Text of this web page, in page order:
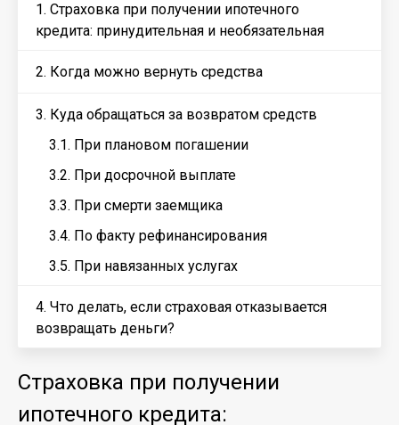
1. Страховка при получении ипотечного
кредита: принудительная и необязательная
2. Когда можно вернуть средства
3. Куда обращаться за возвратом средств
3.1. При плановом погашении
3.2. При досрочной выплате
3.3. При смерти заемщика
3.4. По факту рефинансирования
3.5. При навязанных услугах
4. Что делать, если страховая отказывается
возвращать деньги?
Страховка при получении
ипотечного кредита: